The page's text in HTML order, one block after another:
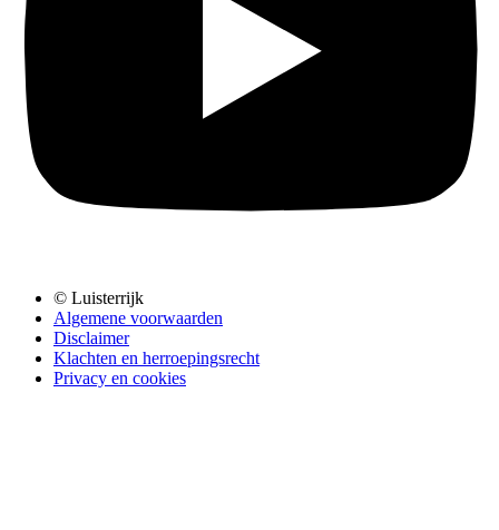
© Luisterrijk
Algemene voorwaarden
Disclaimer
Klachten en herroepingsrecht
Privacy en cookies